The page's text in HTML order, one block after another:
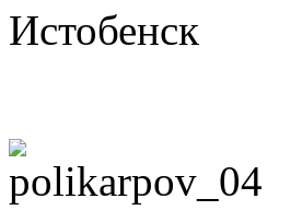
Истобенск